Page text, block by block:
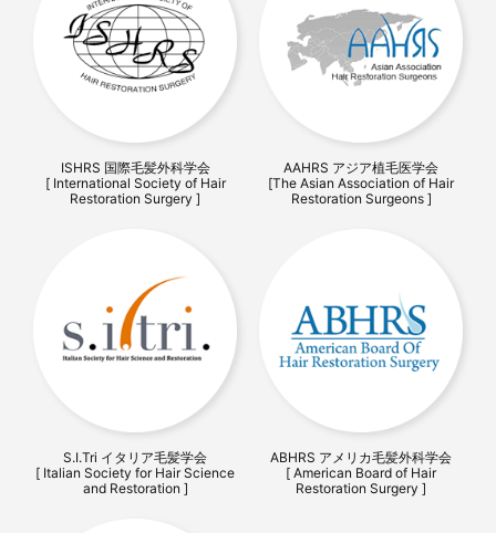
ISHRS 国際毛髪外科学会
[ International Society of Hair
Restoration Surgery ]
AAHRS アジア植毛医学会
[The Asian Association of Hair
Restoration Surgeons ]
S.I.Tri イタリア毛髪学会
[ Italian Society for Hair Science
and Restoration ]
ABHRS アメリカ毛髪外科学会
[ American Board of Hair
Restoration Surgery ]